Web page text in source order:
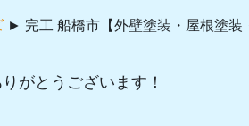
► 完工 船橋市【外壁塗装・屋根塗装
がとうございます！